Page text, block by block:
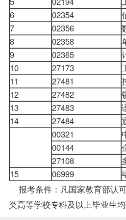
6
02354
7
02356
8
02358
9
02365
10
27173
11
27481
12
27482
13
27483
14
27484
00321
00144
27108
15
06999
报考条件：凡国家教育部认
类高等学校专科及以上毕业生